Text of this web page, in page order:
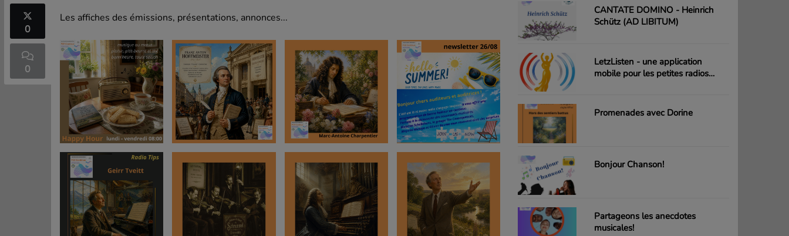
0
0
Les affiches des émissions, présentations, annonces...
CANTATE DOMINO - Heinrich
Schütz (AD LIBITUM)
LetzListen - une application
mobile pour les petites radios
Promenades avec Dorine
Bonjour Chanson!
Partageons les anecdotes
musicales!